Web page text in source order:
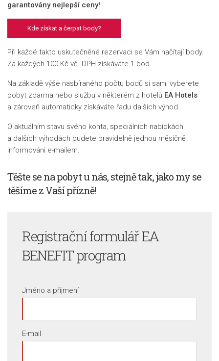
garantovány nejlepší ceny!
Kde získat a čerpat body?
Při každé takto uskutečněné rezervaci se Vám načítají body.
Za každých 100 Kč vč. DPH získáváte 1 bod.
Na základě výše nasbíraného počtu bodů si sami vyberete
pobyt zdarma nebo službu v některém z hotelů EA Hotels
a zároveň automaticky získáváte řadu dalších výhod.
O aktuálním stavu svého konta, speciálních nabídkách
a dalších výhodách budete pravidelně jednou měsíčně
informováni e-mailem.
Těšte se na pobyt u nás, stejně tak, jako my se
těšíme z Vaší přízně!
Registrační formulářEA
BENEFIT program
Jméno a příjmení
E-mail